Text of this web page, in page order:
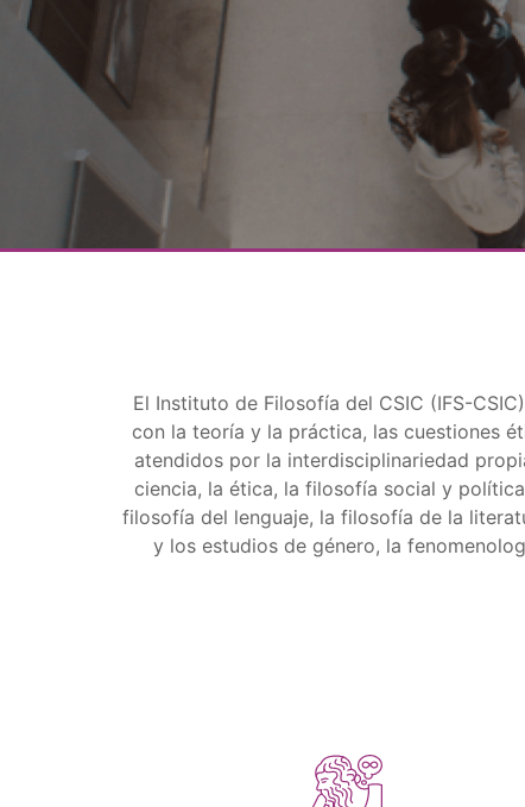
El Instituto de Filosofía del CSIC (IFS-
con la teoría y la práctica, las cuestiones
atendidos por la interdisciplinariedad
ciencia, la ética, la filosofía social y
filosofía del lenguaje, la filosofía de la
y los estudios de género, la